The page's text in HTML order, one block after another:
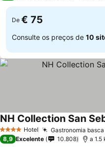
De € 75
Consulte os preços de 10
4 EstrelasHotel Gastronomia
NH Collection San
8,9 Excelente 10.808 a 1.5